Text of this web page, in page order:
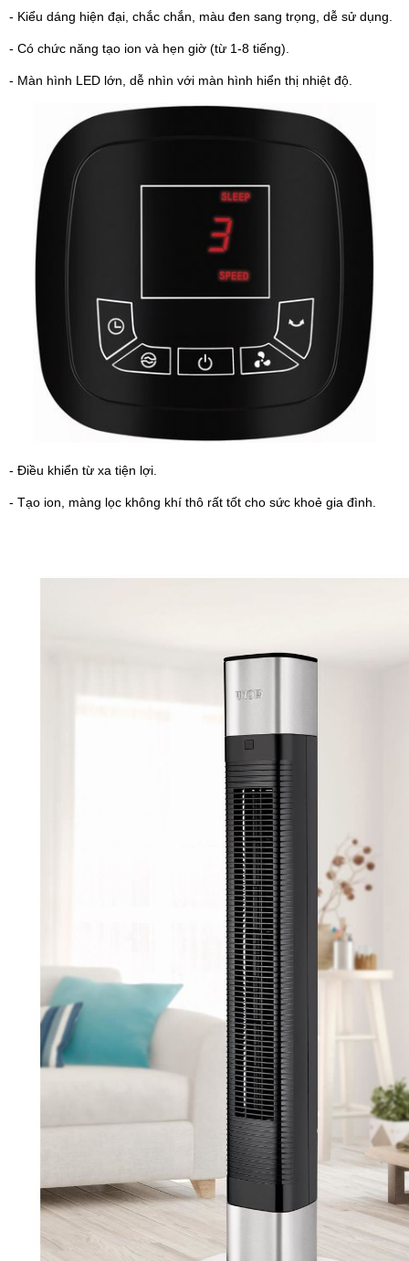
- Kiểu dáng hiện đại, chắc chắn, màu đen sang trọng, dễ sử dụng.
- Có chức năng tạo ion và hẹn giờ (từ 1-8 tiếng).
- Màn hình LED lớn, dễ nhìn với màn hình hiển thị nhiệt độ.
- Điều khiển từ xa tiện lợi.
- Tạo ion, màng lọc không khí thô rất tốt cho sức khoẻ gia đình.